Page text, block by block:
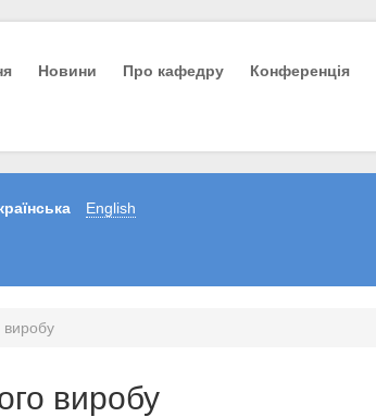
Новини Про кафедру Конференція
English
виробу
виробу